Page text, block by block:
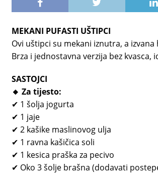
MEKANI PUFASTI UŠTIPCI
Ovi uštipci su mekani iznutra, a
Brza i jednostavna verzija bez kvasca,
SASTOJCI
🔸 Za tijesto:
✔ 1 šolja jogurta
✔ 1 jaje
✔ 2 kašike maslinovog ulja
✔ 1 ravna kašičica soli
✔ 1 kesica praška za pecivo
✔ Oko 3 šolje brašna (dodavati